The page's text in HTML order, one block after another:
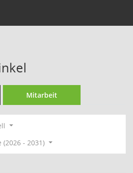
Mitarbeit
- 2031)